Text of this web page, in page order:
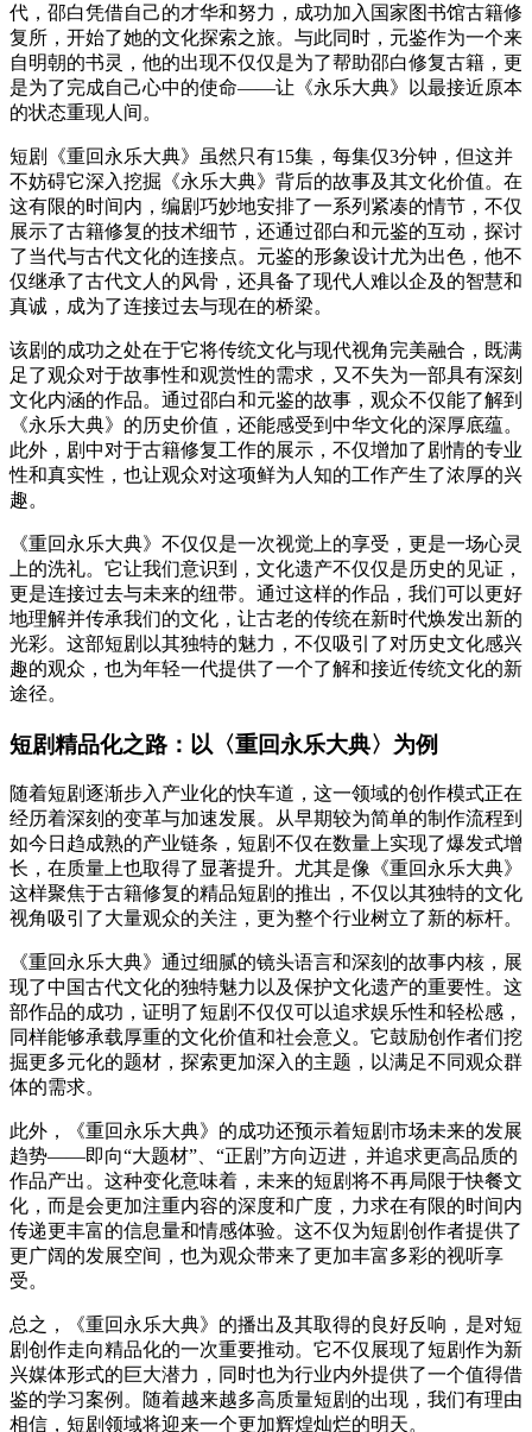
代，邵白凭借自己的才华和努力，成功加入国家图书馆古籍修
复所，开始了她的文化探索之旅。与此同时，元鉴作为一个来
自明朝的书灵，他的出现不仅仅是为了帮助邵白修复古籍，更
是为了完成自己心中的使命——让《永乐大典》以最接近原本
的状态重现人间。
短剧《重回永乐大典》虽然只有15集，每集仅3分钟，但这并
不妨碍它深入挖掘《永乐大典》背后的故事及其文化价值。在
这有限的时间内，编剧巧妙地安排了一系列紧凑的情节，不仅
展示了古籍修复的技术细节，还通过邵白和元鉴的互动，探讨
了当代与古代文化的连接点。元鉴的形象设计尤为出色，他不
仅继承了古代文人的风骨，还具备了现代人难以企及的智慧和
真诚，成为了连接过去与现在的桥梁。
该剧的成功之处在于它将传统文化与现代视角完美融合，既满
足了观众对于故事性和观赏性的需求，又不失为一部具有深刻
文化内涵的作品。通过邵白和元鉴的故事，观众不仅能了解到
《永乐大典》的历史价值，还能感受到中华文化的深厚底蕴。
此外，剧中对于古籍修复工作的展示，不仅增加了剧情的专业
性和真实性，也让观众对这项鲜为人知的工作产生了浓厚的兴
趣。
《重回永乐大典》不仅仅是一次视觉上的享受，更是一场心灵
上的洗礼。它让我们意识到，文化遗产不仅仅是历史的见证，
更是连接过去与未来的纽带。通过这样的作品，我们可以更好
地理解并传承我们的文化，让古老的传统在新时代焕发出新的
光彩。这部短剧以其独特的魅力，不仅吸引了对历史文化感兴
趣的观众，也为年轻一代提供了一个了解和接近传统文化的新
途径。
短剧精品化之路：以〈重回永乐大典〉为例
随着短剧逐渐步入产业化的快车道，这一领域的创作模式正在
经历着深刻的变革与加速发展。从早期较为简单的制作流程到
如今日趋成熟的产业链条，短剧不仅在数量上实现了爆发式增
长，在质量上也取得了显著提升。尤其是像《重回永乐大典》
这样聚焦于古籍修复的精品短剧的推出，不仅以其独特的文化
视角吸引了大量观众的关注，更为整个行业树立了新的标杆。
《重回永乐大典》通过细腻的镜头语言和深刻的故事内核，展
现了中国古代文化的独特魅力以及保护文化遗产的重要性。这
部作品的成功，证明了短剧不仅仅可以追求娱乐性和轻松感，
同样能够承载厚重的文化价值和社会意义。它鼓励创作者们挖
掘更多元化的题材，探索更加深入的主题，以满足不同观众群
体的需求。
此外，《重回永乐大典》的成功还预示着短剧市场未来的发展
趋势——即向“大题材”、“正剧”方向迈进，并追求更高品质的
作品产出。这种变化意味着，未来的短剧将不再局限于快餐文
化，而是会更加注重内容的深度和广度，力求在有限的时间内
传递更丰富的信息量和情感体验。这不仅为短剧创作者提供了
更广阔的发展空间，也为观众带来了更加丰富多彩的视听享
受。
总之，《重回永乐大典》的播出及其取得的良好反响，是对短
剧创作走向精品化的一次重要推动。它不仅展现了短剧作为新
兴媒体形式的巨大潜力，同时也为行业内外提供了一个值得借
鉴的学习案例。随着越来越多高质量短剧的出现，我们有理由
相信，短剧领域将迎来一个更加辉煌灿烂的明天。